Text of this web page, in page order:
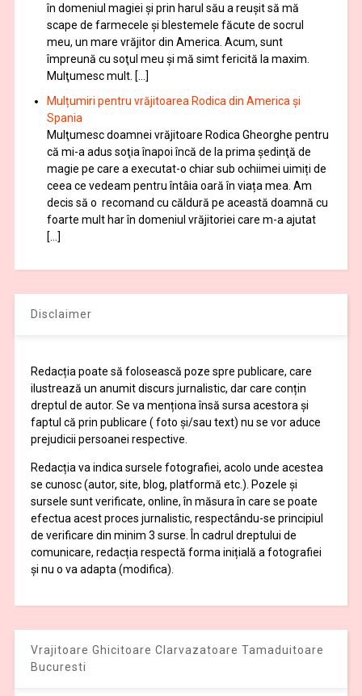
în domeniul magiei şi prin harul său a reuşit să mă
scape de farmecele şi blestemele făcute de socrul
meu, un mare vrăjitor din America. Acum, sunt
împreună cu soţul meu şi mă simt fericită la maxim.
Mulţumesc mult. […]
Mulțumiri pentru vrăjitoarea Rodica din America și
Spania
Mulţumesc doamnei vrăjitoare Rodica Gheorghe pentru
că mi-a adus soţia înapoi încă de la prima şedinţă de
magie pe care a executat-o chiar sub ochiimei uimiți de
ceea ce vedeam pentru întâia oară în viața mea. Am
decis să o recomand cu căldură pe această doamnă cu
foarte mult har în domeniul vrăjitoriei care m-a ajutat
[…]
Disclaimer
Redacția poate să folosească poze spre publicare, care
ilustrează un anumit discurs jurnalistic, dar care conțin
dreptul de autor. Se va menționa însă sursa acestora și
faptul că prin publicare ( foto și/sau text) nu se vor aduce
prejudicii persoanei respective.
Redacția va indica sursele fotografiei, acolo unde acestea
se cunosc (autor, site, blog, platformă etc.). Pozele și
sursele sunt verificate, online, în măsura în care se poate
efectua acest proces jurnalistic, respectându-se principiul
de verificare din minim 3 surse. În cadrul dreptului de
comunicare, redacția respectă forma inițială a fotografiei
și nu o va adapta (modifica).
Vrajitoare Ghicitoare Clarvazatoare Tamaduitoare
Bucuresti